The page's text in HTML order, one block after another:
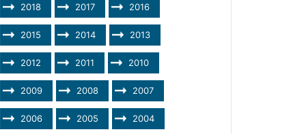
2018 2017 2016
2015 2014 2013
2012 2011 2010
2009 2008 2007
2006 2005 2004